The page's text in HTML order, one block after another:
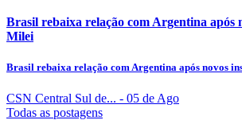
Brasil rebaixa relação com Argentina após
Milei
Brasil rebaixa relação com Argentina após novos
CSN Central Sul de... - 05 de Ago
Todas as postagens